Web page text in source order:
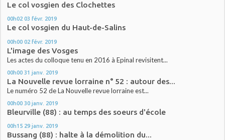
Le col vosgien des Clochettes
00h02 03 févr. 2019
Le col vosgien du Haut-de-Salins
00h00 02 févr. 2019
L'image des Vosges
Les actes du colloque tenu en 2016 à Epinal revisitent...
00h00 31 janv. 2019
La Nouvelle revue lorraine n° 52 : autour des...
Le numéro 52 de La Nouvelle revue lorraine est...
00h00 30 janv. 2019
Bleurville (88) : au temps des soeurs d'école
00h15 29 janv. 2019
Bussang (88) : halte à la démolition du...